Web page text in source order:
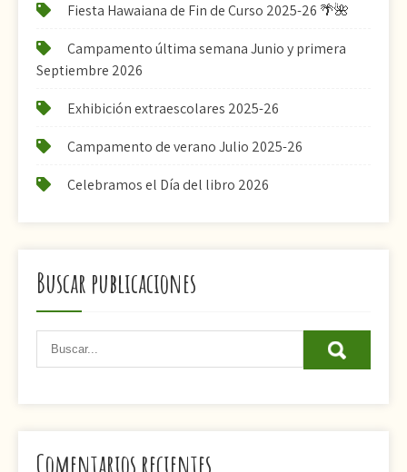
Fiesta Hawaiana de Fin de Curso 2025-26 🌴🌺
Campamento última semana Junio y primera
Septiembre 2026
Exhibición extraescolares 2025-26
Campamento de verano Julio 2025-26
Celebramos el Día del libro 2026
Buscar publicaciones
Comentarios recientes